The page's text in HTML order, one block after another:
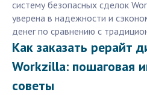
систему безопасных сделок
уверена в надежности и
денег по сравнению с
Как заказать рерайт
Workzilla: пошаговая
советы